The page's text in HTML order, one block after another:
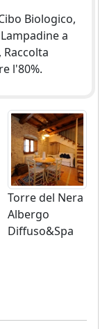
Biologico,
a
l'80%.
Torre del Nera
Albergo
Diffuso&Spa